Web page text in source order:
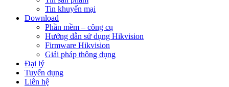
Tin khuyến mại
Download
Phần mềm – công cụ
Hướng dẫn sử dụng Hikvision
Firmware Hikvision
Giải pháp thông dụng
Đại lý
Tuyển dụng
Liên hệ